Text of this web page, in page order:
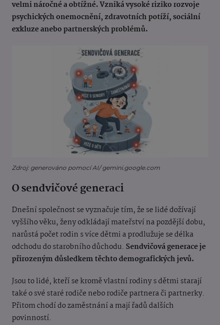
velmi náročné a obtížné. Vzniká vysoké riziko rozvoje
psychických onemocnění, zdravotních potíží, sociální
exkluze anebo partnerských problémů.
Zdroj: generováno pomocí AI/ gemini.google.com
O sendvičové generaci
Dnešní společnost se vyznačuje tím, že se lidé dožívají
vyššího věku, ženy odkládají mateřství na pozdější dobu,
narůstá počet rodin s více dětmi a prodlužuje se délka
odchodu do starobního důchodu. Sendvičová generace je
přirozeným důsledkem těchto demografických jevů.
Jsou to lidé, kteří se kromě vlastní rodiny s dětmi starají
také o své staré rodiče nebo rodiče partnera či partnerky.
Přitom chodí do zaměstnání a mají řadů dalších
povinností.